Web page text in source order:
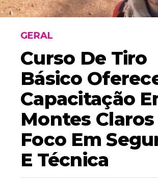
GERAL
Curso De Tiro
Básico
Capacitação
Montes Claros
Foco Em
E Técnica